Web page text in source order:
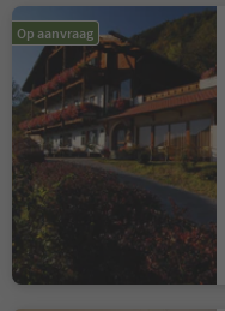
Op aanvraag